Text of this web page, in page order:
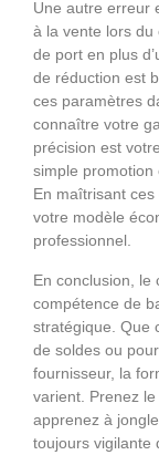
Une autre erreur
à la vente lors du
de port en plus
de réduction est
ces paramètres
connaître votre
précision est
simple promotion
En maîtrisant
votre modèle
professionnel.
En conclusion, le
compétence de
stratégique. Que
de soldes ou
fournisseur, la
varient. Prenez
apprenez à
toujours vigilante